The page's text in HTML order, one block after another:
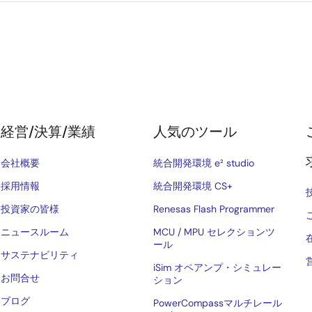
経営/決算/業績
会社概要
採用情報
投資家の皆様
ニュースルーム
サステナビリティ
お問合せ
ブログ
人気のツール
統合開発環境 e² studio
統合開発環境 CS+
Renesas Flash Programmer
MCU / MPU セレクションツ
ール
iSim オペアンプ・シミュレー
ション
PowerCompassマルチレール